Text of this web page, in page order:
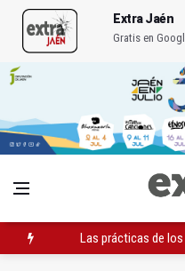
Extra Jaén
Gratis en
Las prácticas de
La ONCE eleva en